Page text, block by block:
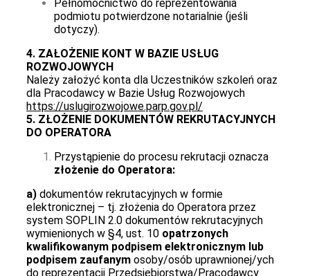
Pełnomocnictwo do reprezentowania
podmiotu potwierdzone notarialnie (jeśli
dotyczy).
4. ZAŁOŻENIE KONT W BAZIE USŁUG
ROZWOJOWYCH
Należy założyć konta dla Uczestników szkoleń oraz
dla Pracodawcy w Bazie Usług Rozwojowych
https://uslugirozwojowe.parp.gov.pl/
5. ZŁOŻENIE DOKUMENTÓW REKRUTACYJNYCH
DO OPERATORA
Przystąpienie do procesu rekrutacji oznacza
złożenie do Operatora:
a) dokumentów rekrutacyjnych w formie
elektronicznej – tj. złożenia do Operatora przez
system SOPLIN 2.0 dokumentów rekrutacyjnych
wymienionych w §4, ust. 10 opatrzonych
kwalifikowanym podpisem elektronicznym lub
podpisem zaufanym osoby/osób uprawnionej/ych
do reprezentacji Przedsiębiorstwa/Pracodawcy